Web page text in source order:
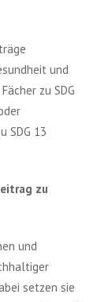
und
zu SDG
SDG 13
zu
und
setzen sie